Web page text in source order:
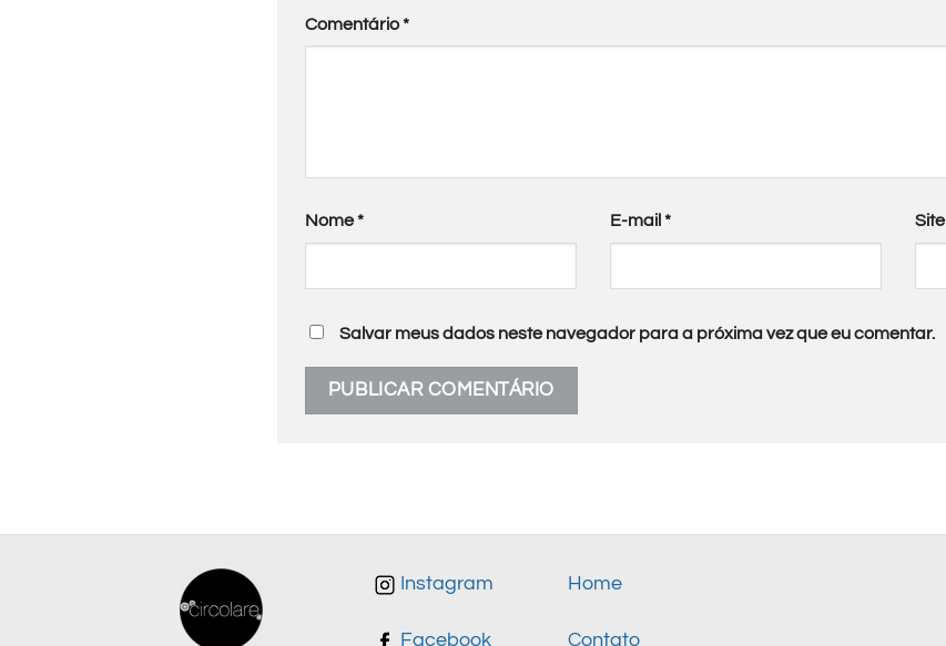
Comentário*
Nome* E-mail * Site
Salvar meus dados neste navegador para a próxima vez que eu comentar.
Instagram
Facebook
Home
Contato